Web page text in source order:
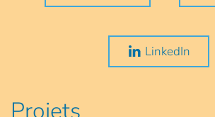
LinkedIn
Projets